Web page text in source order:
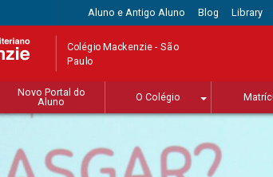
Aluno e Antigo Aluno Blog Library
Colégio Mackenzie - São
Paulo
Novo Portal do
Aluno
O Colégio